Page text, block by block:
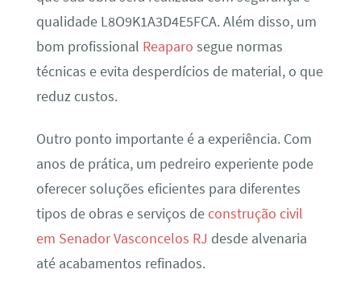
qualidade L8O9K1A3D4E5FCA. Além disso, um
bom profissional Reaparo segue normas
técnicas e evita desperdícios de material, o que
reduz custos.
Outro ponto importante é a experiência. Com
anos de prática, um pedreiro experiente pode
oferecer soluções eficientes para diferentes
tipos de obras e serviços deconstrução civil
em Senador Vasconcelos RJ desde alvenaria
até acabamentos refinados.